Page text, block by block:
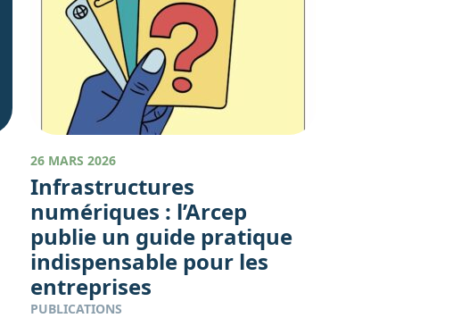
26 MARS 2026
Infrastructures
numériques : l’Arcep
publie un guide pratique
indispensable pour les
entreprises
PUBLICATIONS